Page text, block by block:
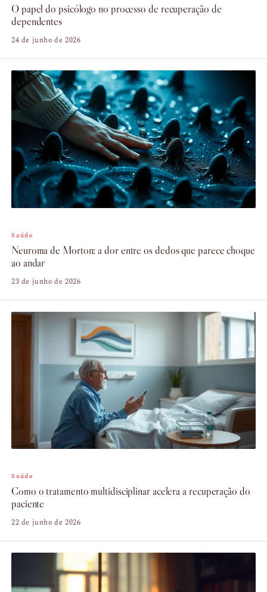
O papel do psicólogo no processo de recuperação de
dependentes
24 de junho de 2026
Saúde
Neuroma de Morton: a dor entre os dedos que parece choque
ao andar
23 de junho de 2026
Saúde
Como o tratamento multidisciplinar acelera a recuperação do
paciente
22 de junho de 2026